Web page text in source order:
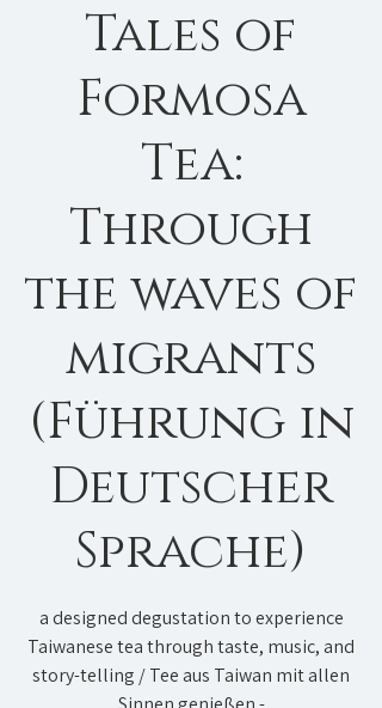
Tales of
Formosa
Tea:
Through
the waves of
migrants
(Führung in
Deutscher
Sprache)
a designed degustation to experience
Taiwanese tea through taste, music, and
story-telling / Tee aus Taiwan mit allen